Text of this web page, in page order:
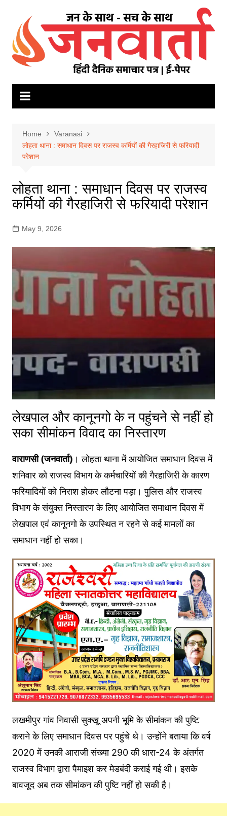
content
Home
Varanasi
लोहता थाना : समाधान दिवस पर राजस्व कर्मियों की गैरहाजिरी से फरियादी
परेशान
लोहता थाना : समाधान दिवस पर राजस्व
कर्मियों की गैरहाजिरी से फरियादी परेशान
May 9, 2026
लेखपाल और कानूनगो के न पहुंचने से नहीं हो
सका सीमांकन विवाद का निस्तारण
वाराणसी (जनवार्ता) । लोहता थाना में आयोजित समाधान दिवस में
शनिवार को राजस्व विभाग के कर्मचारियों की गैरहाजिरी के कारण
फरियादियों को निराश होकर लौटना पड़ा। पुलिस और राजस्व
विभाग के संयुक्त निस्तारण के लिए आयोजित समाधान दिवस में
लेखपाल एवं कानूनगो के उपस्थित न रहने से कई मामलों का
समाधान नहीं हो सका।
लखमीपुर गांव निवासी सुक्खू अपनी भूमि के सीमांकन की पुष्टि
कराने के लिए समाधान दिवस पर पहुंचे थे। उन्होंने बताया कि वर्ष
2020 में उनकी आराजी संख्या 290 की धारा-24 के अंतर्गत
राजस्व विभाग द्वारा पैमाइश कर मेडबंदी कराई गई थी। इसके
बावजूद अब तक सीमांकन की पुष्टि नहीं हो सकी है।